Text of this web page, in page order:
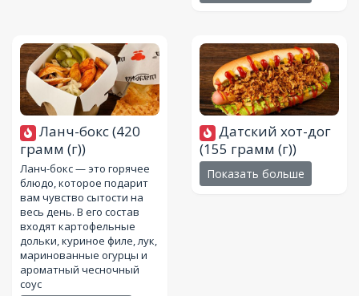
Ланч-бокс(420
грамм (г))
Ланч-бокс — это горячее
блюдо, которое подарит
вам чувство сытости на
весь день. В его состав
входят картофельные
дольки, куриное филе, лук,
маринованные огурцы и
ароматный чесночный
соус
Датский хот-дог
(155 грамм (г))
Показать больше